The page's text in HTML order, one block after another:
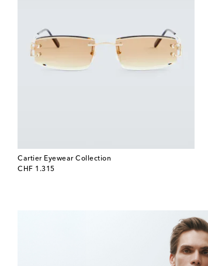
Cartier Eyewear Collection
CHF 1.315
original price